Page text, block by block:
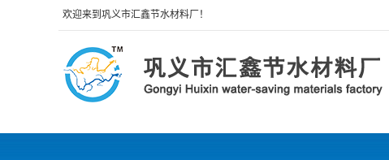
欢迎来到巩义市汇鑫节水材料厂！